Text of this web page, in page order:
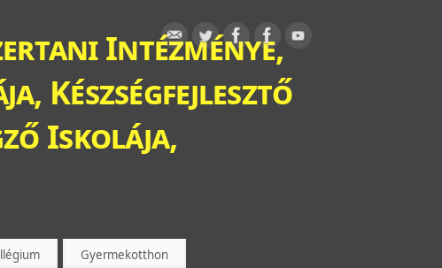
Intézménye,
Készségfejlesztő
Iskolája,
Gyermekotthon